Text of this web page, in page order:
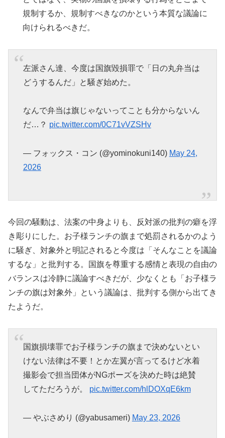
規制するか、規制すべきなのかという本質な議論に
向けられるべきだ。
左派さん達、今度は国旗毀損罪で「日の丸弁当は
どうするんだ」と騒ぎ始めた。
なんで弁当は旗じゃないってことも分からないん
だ…？ pic.twitter.com/0C71vVZSHv
— フォックス・コン (@yominokuni140) May 24,
2026
今回の騒動は、法案の中身よりも、反対派の批判の癖を浮
き彫りにした。お子様ランチの旗まで処罰されるかのよう
に騒ぎ、対象外と明記されると今度は「そんなことを議論
するな」と批判する。国旗を尊重する感情と表現の自由の
バランスは冷静に議論すべきだが、少なくとも「お子様ラ
ンチの旗は対象外」という議論は、批判する側から出てき
たようだ。
国旗損壊罪でお子様ランチの旗まで決めないとい
けない法律は不要！とか左翼が言ってるけど水着
撮影会で担当団体がNGポーズを決めた時は絶賛
してただろうが。 pic.twitter.com/hlDOXqE6km
— やぶさめり (@yabusameri) May 23, 2026